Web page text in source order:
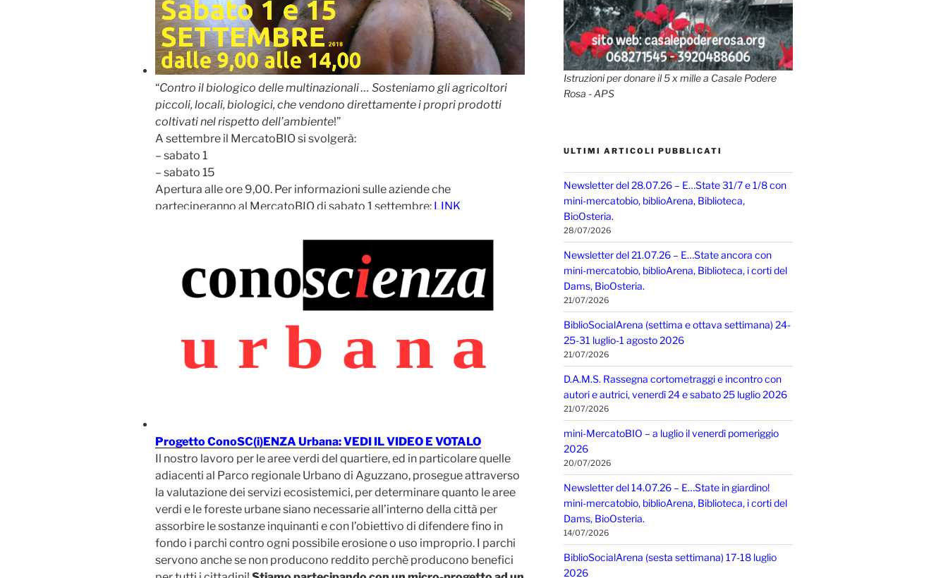
“Contro il biologico delle multinazionali … Sosteniamo gli agricoltori
piccoli, locali, biologici, che vendono direttamente i propri prodotti
coltivati nel rispetto dell’ambiente!”
A settembre il MercatoBIO si svolgerà:
– sabato 1
– sabato 15
Apertura alle ore 9,00. Per informazioni sulle aziende che
parteciperanno al MercatoBIO di sabato 1 settembre: LINK
Progetto ConoSC(i)ENZA Urbana: VEDI IL VIDEO E VOTALO
Il nostro lavoro per le aree verdi del quartiere, ed in particolare quelle
adiacenti al Parco regionale Urbano di Aguzzano, prosegue attraverso
la valutazione dei servizi ecosistemici, per determinare quanto le aree
verdi e le foreste urbane siano necessarie all’interno della città per
assorbire le sostanze inquinanti e con l’obiettivo di difendere fino in
fondo i parchi contro ogni possibile erosione o uso improprio. I parchi
servono anche se non producono reddito perchè producono benefici
Istruzioni per donare il 5 x mille a Casale Podere
Rosa - APS
ULTIMI ARTICOLI PUBBLICATI
Newsletter del 28.07.26 – E…State 31/7 e 1/8 con
mini-mercatobio, biblioArena, Biblioteca,
BioOsteria.
28/07/2026
Newsletter del 21.07.26 – E…State ancora con
mini-mercatobio, biblioArena, Biblioteca, i corti del
Dams, BioOsteria.
21/07/2026
BiblioSocialArena (settima e ottava settimana) 24-
25-31 luglio-1 agosto 2026
21/07/2026
D.A.M.S. Rassegna cortometraggi e incontro con
autori e autrici, venerdì 24 e sabato 25 luglio 2026
21/07/2026
mini-MercatoBIO – a luglio il venerdì pomeriggio
2026
20/07/2026
Newsletter del 14.07.26 – E…State in giardino!
mini-mercatobio, biblioArena, Biblioteca, i corti del
Dams, BioOsteria.
14/07/2026
BiblioSocialArena (sesta settimana) 17-18 luglio
2026